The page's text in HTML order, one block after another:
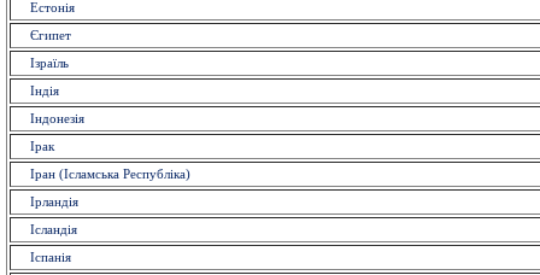
Естонія
Єгипет
Ізраїль
Індія
Індонезія
Ірак
Іран (Ісламська Республіка)
Ірландія
Ісландія
Іспанія